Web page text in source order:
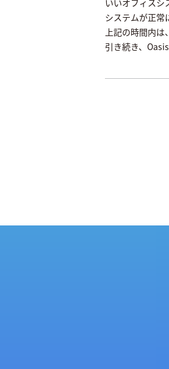
いいオフィスシ
システムが正常
上記の時間内
引き続き、